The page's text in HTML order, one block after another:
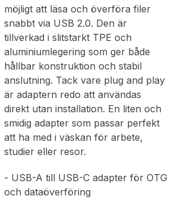
möjligt att läsa och överföra filer
snabbt via USB 2.0. Den är
tillverkad i slitstarkt TPE och
aluminiumlegering som ger både
hållbar konstruktion och stabil
anslutning. Tack vare plug and play
är adaptern redo att användas
direkt utan installation. En liten och
smidig adapter som passar perfekt
att ha med i väskan för arbete,
studier eller resor.
- USB-A till USB-C adapter för OTG
och dataöverföring